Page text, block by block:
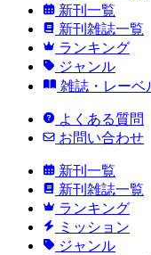
新刊一覧
新刊雑誌一覧
ランキング
ジャンル
雑誌・レーベ
よくある質問
お問い合わせ
新刊一覧
新刊雑誌一覧
ランキング
ミッション
ジャンル